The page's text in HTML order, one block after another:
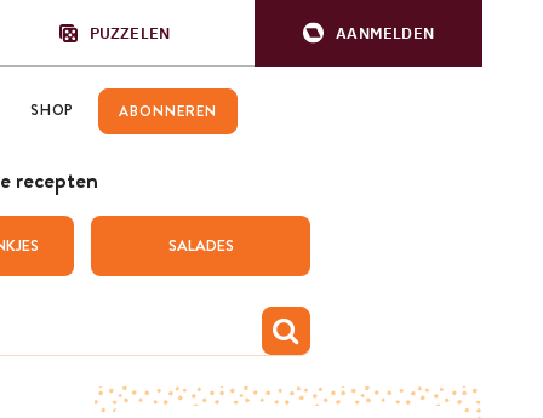
PUZZELEN AANMELDEN
SHOP ABONNEREN
recepten
SALADES